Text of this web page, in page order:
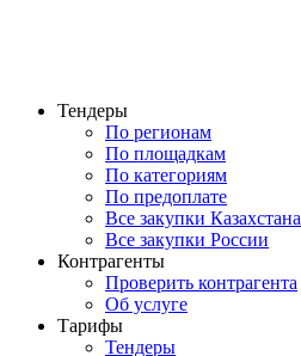
Тендеры
По регионам
По площадкам
По категориям
По предоплате
Все закупки Казахстана
Все закупки России
Контрагенты
Проверить контрагента
Об услуге
Тарифы
Тендеры